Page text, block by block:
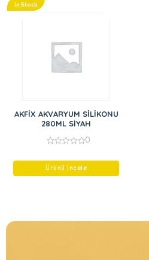
In Stock
AKFİX AKVARYUM SİLİKONU
280ML SİYAH
of
0
Ürünü İncele